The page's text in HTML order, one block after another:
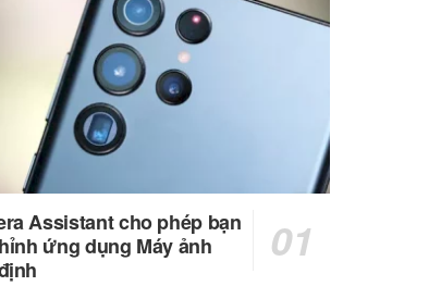
Assistant cho phép bạn
ứng dụng Máy ảnh